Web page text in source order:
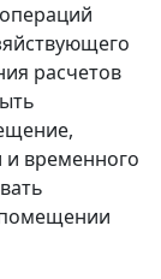
расчетов
и временного